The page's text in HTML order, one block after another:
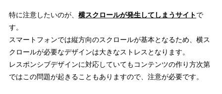
特に注意したいのが、 横スクロールが発生してしまうサイト で
す。
スマートフォンでは縦方向のスクロールが基本となるため、横ス
クロールが必要なデザインは大きなストレスとなります。
レスポンシブデザインに対応していてもコンテンツの作り方次第
ではこの問題が起きることもありますので、注意が必要です。